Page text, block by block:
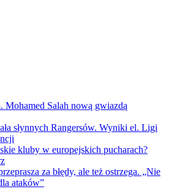
Mohamed Salah nową gwiazdą
słynnych Rangersów. Wyniki el. Ligi
kluby w europejskich pucharach?
za błędy, ale też ostrzega. „Nie
ataków”